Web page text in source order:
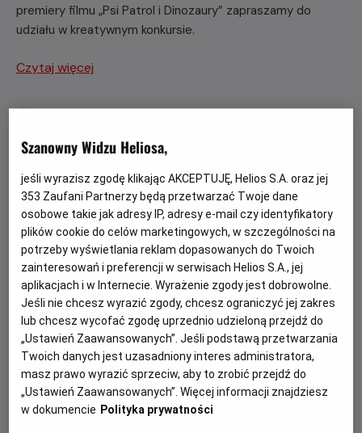
premiery filmu „Psi Patrol i Dinozaury” zapraszamy do
udziału w kreatywnym konkursie.
Czytaj więcej
Sala Dream już wkrótce w naszym kinie!
Czy marzyliście kiedyś, by oglądać film w kinie, leżąc jak na
wygodnej kanapie?
Czytaj więcej
Szanowny Widzu Heliosa,
jeśli wyrazisz zgodę klikając AKCEPTUJĘ, Helios S.A. oraz jej
353 Zaufani Partnerzy będą przetwarzać Twoje dane
osobowe takie jak adresy IP, adresy e-mail czy identyfikatory
plików cookie do celów marketingowych, w szczególności na
potrzeby wyświetlania reklam dopasowanych do Twoich
zainteresowań i preferencji w serwisach Helios S.A., jej
aplikacjach i w Internecie. Wyrażenie zgody jest dobrowolne.
Jeśli nie chcesz wyrazić zgody, chcesz ograniczyć jej zakres
lub chcesz wycofać zgodę uprzednio udzieloną przejdź do
„Ustawień Zaawansowanych”. Jeśli podstawą przetwarzania
Twoich danych jest uzasadniony interes administratora,
masz prawo wyrazić sprzeciw, aby to zrobić przejdź do
„Ustawień Zaawansowanych”. Więcej informacji znajdziesz
w dokumencie Polityka prywatności